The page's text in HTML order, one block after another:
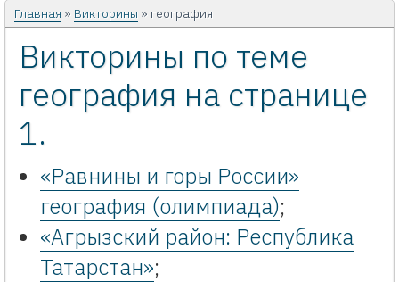
Презентации
Задачи
Картинки
Главная » Викторины » география
Викторины по теме
география на странице
1.
«Равнины и горы России»
география (олимпиада);
«Агрызский район: Республика
Татарстан»;